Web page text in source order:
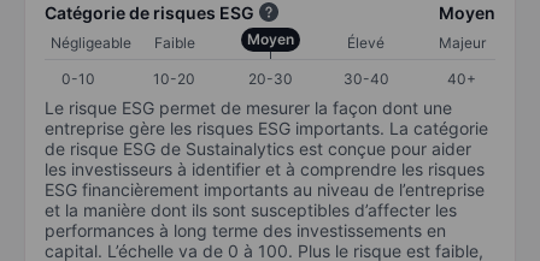
Catégorie de risques ESG Moyen
Négligeable Faible Moyen Élevé
Majeur
0-10
10-20 20-30 30-40 40+
Le risque ESG permet de mesurer la façon dont une
entreprise gère les risques ESG importants. La catégorie
de risque ESG de Sustainalytics est conçue pour aider
les investisseurs à identifier et à comprendre les risques
ESG financièrement importants au niveau de l’entreprise
et la manière dont ils sont susceptibles d’affecter les
performances à long terme des investissements en
capital. L’échelle va de 0 à 100. Plus le risque est faible,